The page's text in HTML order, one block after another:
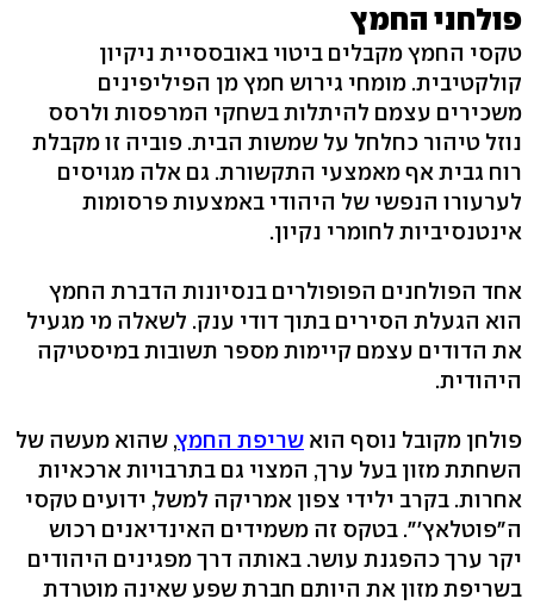
פולחני החמץ
טקסי החמץ מקבלים ביטוי באובססיית ניקיון
קולקטיבית. מומחי גירוש חמץ מן הפיליפינים
משכירים עצמם להיתלות בשחקי המרפסות ולרסס
נוזל טיהור כחלחל על שמשות הבית. פוביה זו מקבלת
רוח גבית אף מאמצעי התקשורת. גם אלה מגויסים
לערעורו הנפשי של היהודי באמצעות פרסומות
אינטנסיביות לחומרי נקיון.
אחד הפולחנים הפופולרים בנסיונות הדברת החמץ
הוא הגעלת הסירים בתוך דודי ענק. לשאלה מי מגעיל
את הדודים עצמם קיימות מספר תשובות במיסטיקה
היהודית.
פולחן מקובל נוסף הוא שריפת החמץ, שהוא מעשה של
השחתת מזון בעל ערך, המצוי גם בתרבויות ארכאיות
אחרות. בקרב ילידי צפון אמריקה למשל, ידועים טקסי
ה"פוטלאץ'". בטקס זה משמידים האינדיאנים רכוש
יקר ערך כהפגנת עושר. באותה דרך מפגינים היהודים
בשריפת מזון את היותם חברת שפע שאינה מוטרדת